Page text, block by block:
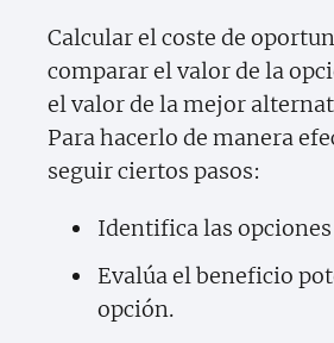
Calcular el coste de
comparar el valor de la
el valor de la mejor
Para hacerlo de manera
seguir ciertos pasos:
Identifica las
Evalúa el beneficio
opción.